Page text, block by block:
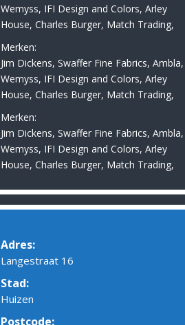
Wemyss, IFI Design and Colors, Arley
House, Charles Burger, Match Trading,
Merken:
Jim Dickens, Swaffer Fine Fabrics, Ambla,
Wemyss, IFI Design and Colors, Arley
House, Charles Burger, Match Trading,
Merken:
Jim Dickens, Swaffer Fine Fabrics, Ambla,
Wemyss, IFI Design and Colors, Arley
House, Charles Burger, Match Trading,
Adres:
Langestraat 16
Stad:
Huizen
Postcode: